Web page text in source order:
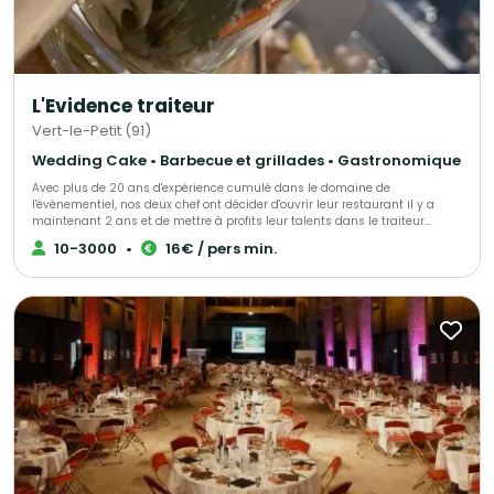
L'Evidence traiteur
Vert-le-Petit (91)
Wedding Cake • Barbecue et grillades • Gastronomique
Avec plus de 20 ans d'expérience cumulé dans le domaine de
l'évènementiel, nos deux chef ont décider d'ouvrir leur restaurant il y a
maintenant 2 ans et de mettre à profits leur talents dans le traiteur
évènementiel afin de vous accompagner lors de vos évènements.
10-3000 • 16€ / pers min.